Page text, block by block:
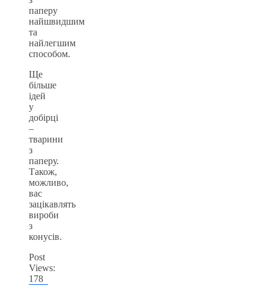
паперу
найшвидшим
та
найлегшим
способом.
Ще
більше
ідей
у
добірці
–
тварини
з
паперу.
Також,
можливо,
вас
зацікавлять
вироби
з
конусів.
Post
Views:
178